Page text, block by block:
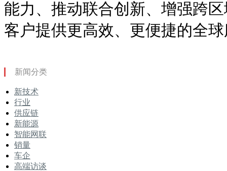
能力、推动联合创新、增强跨
客户提供更高效、更便捷的全
新闻分类
新技术
行业
供应链
新能源
智能网联
销量
车企
高端访谈